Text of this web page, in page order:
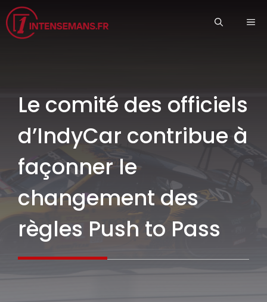
Aller
au
contenu
Le comité des officiels
d’IndyCar contribue à
façonner le
changement des
règles Push to Pass